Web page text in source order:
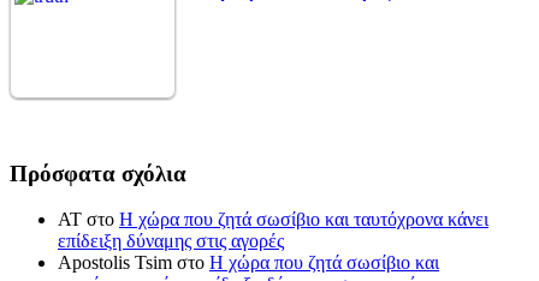
Πρόσφατα σχόλια
ΑΤ στο Η χώρα που ζητά σωσίβιο και ταυτόχρονα κάνει
επίδειξη δύναμης στις αγορές
Apostolis Tsim στο Η χώρα που ζητά σωσίβιο και